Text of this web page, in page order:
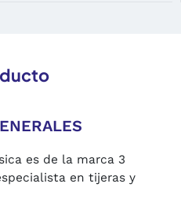
es de la marca 3
en tijeras y